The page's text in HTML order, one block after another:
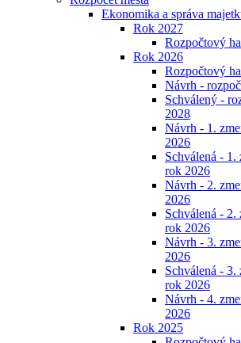
Ekonomika a správa
Rok 2027
Rozpočtový
Rok 2026
Rozpočtový
Návrh -
Schválený -
2028
Návrh - 1.
2026
Schválená - 1.
rok 2026
Návrh - 2.
2026
Schválená - 2.
rok 2026
Návrh - 3.
2026
Schválená - 3.
rok 2026
Návrh - 4.
2026
Rok 2025